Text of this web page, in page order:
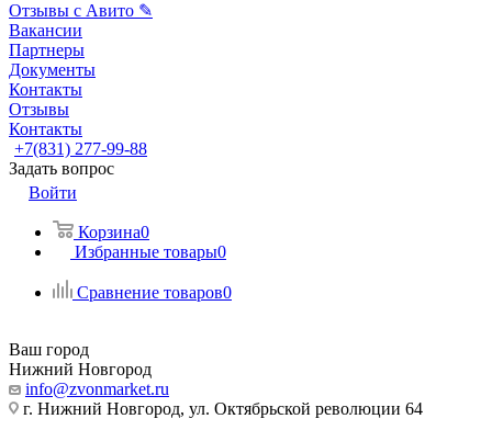
Отзывы с Авито ✎
Вакансии
Партнеры
Документы
Контакты
Отзывы
Контакты
+7(831) 277-99-88
Задать вопрос
Войти
Корзина0
Избранные товары0
Сравнение товаров0
Ваш город
Нижний Новгород
info@zvonmarket.ru
г. Нижний Новгород, ул. Октябрьской революции 64